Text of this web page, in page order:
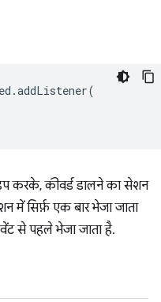
.addListener(
करके, कीवर्ड डालने का सेशन
में सिर्फ़ एक बार भेजा जाता
से पहले भेजा जाता है.